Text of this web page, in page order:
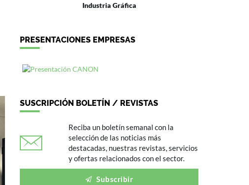
Industria Gráfica
PRESENTACIONES EMPRESAS
SUSCRIPCIÓN BOLETÍN / REVISTAS
Reciba un boletín semanal con la
selección de las noticias más
destacadas, nuestras revistas, servicios
y ofertas relacionados con el sector.
Subscribir